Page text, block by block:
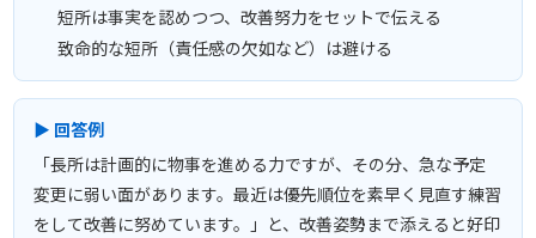
短所は事実を認めつつ、改善努力をセットで伝える
致命的な短所（責任感の欠如など）は避ける
▶ 回答例
「長所は計画的に物事を進める力ですが、その分、急な予定
変更に弱い面があります。最近は優先順位を素早く見直す練習
をして改善に努めています。」と、改善姿勢まで添えると好印